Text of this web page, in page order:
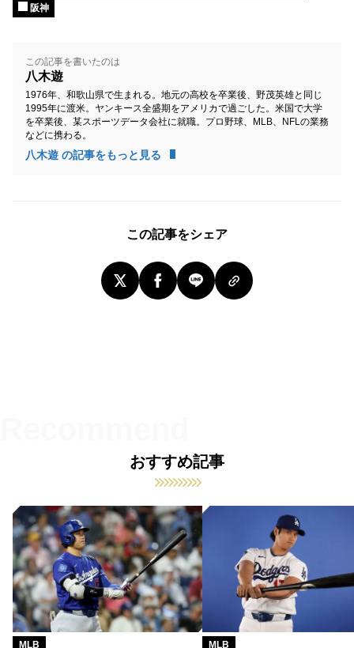
阪神
この記事を書いたのは
八木遊
1976年、和歌山県で生まれる。地元の高校を卒業後、野茂英雄と同じ
1995年に渡米。ヤンキース全盛期をアメリカで過ごした。米国で大学
を卒業後、某スポーツデータ会社に就職。プロ野球、MLB、NFLの業務
などに携わる。
八木遊 の記事をもっと見る
この記事をシェア
おすすめ記事
MLB MLB